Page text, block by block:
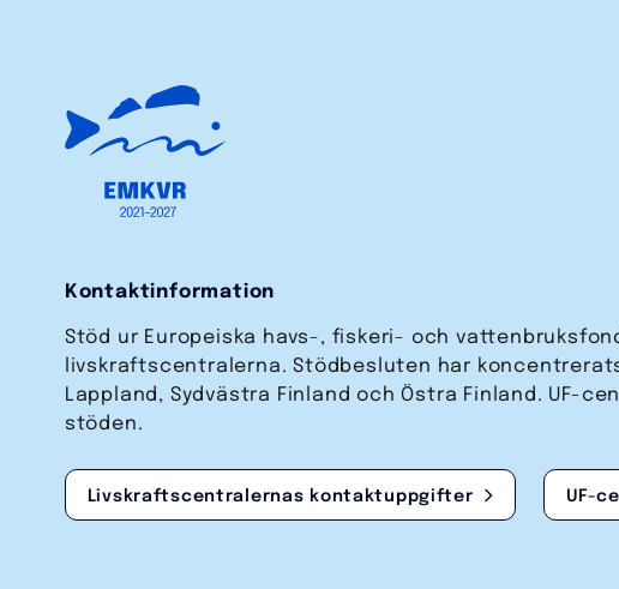
Kontaktinformation
Stöd ur Europeiska havs-, fiskeri- och
livskraftscentralerna. Stödbesluten har
Lappland, Sydvästra Finland och Östra Finland. UF-
stöden.
Livskraftscentralernas kontakt­uppgifter UF-